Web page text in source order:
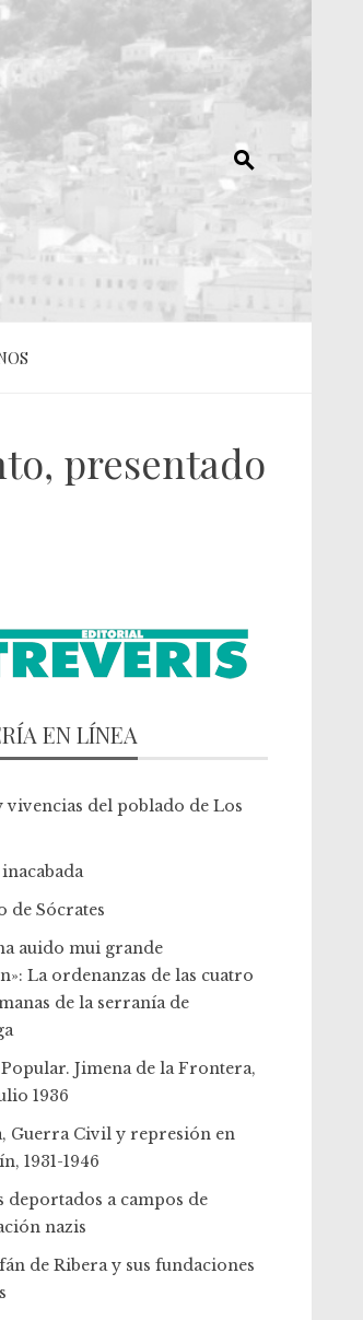
presentado
EN LÍNEA
del poblado de Los
de Sócrates
auido mui grande
La ordenanzas de las cuatro
de la serranía de
Jimena de la Frontera,
1936
Guerra Civil y represión en
1931-1946
deportados a campos de
nazis
de Ribera y sus fundaciones